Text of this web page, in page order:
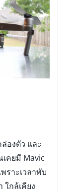
องตัว และ
คยมี Mavic
ราะเวลาพับ
ใกล้เคียง